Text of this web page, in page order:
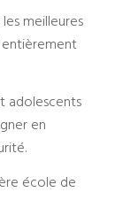
meilleures
entièrement
adolescents
en
école de